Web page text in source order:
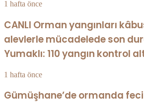
1 hafta önce
CANLI Orman yangınları
alevlerle mücadelede son
Yumaklı: 110 yangın kontrol
1 hafta önce
Gümüşhane’de ormanda